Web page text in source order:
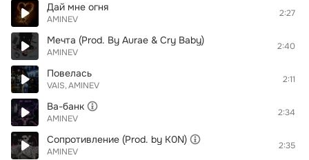
Дай мне огня
AMINEV
2:27
Мечта (Prod. By Aurae & Cry Baby)
AMINEV
2:40
Повелась
VAIS AMINEV
2:11
Ва-банк
AMINEV
2:34
Сопротивление (Prod. by K0N)
AMINEV
2:35